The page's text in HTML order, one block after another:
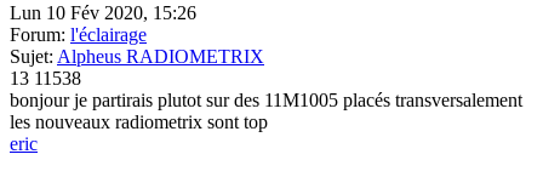
Lun 10 Fév 2020, 15:26
Forum: l'éclairage
Sujet: Alpheus RADIOMETRIX
13 11538
bonjour je partirais plutot sur des 11M1005 placés transversalement
les nouveaux radiometrix sont top
eric